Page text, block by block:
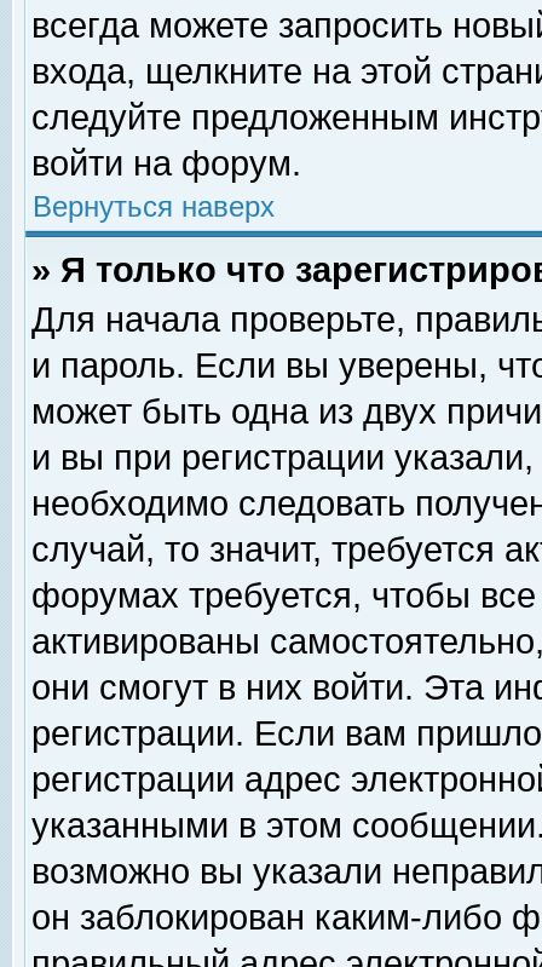
всегда можете запросить
входа, щелкните на этой
следуйте предложенным
войти на форум.
Вернуться наверх
» Я только что
Для начала проверьте,
и пароль. Если вы уверены,
может быть одна из двух
и вы при регистрации
необходимо следовать
случай, то значит, требуется
форумах требуется, чтобы
активированы
они смогут в них войти. Эта
регистрации. Если вам
регистрации адрес
указанными в этом
возможно вы указали
он заблокирован каким-либо